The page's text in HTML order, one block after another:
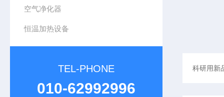
空气净化器
恒温加热设备
TEL-PHONE
010-62992996